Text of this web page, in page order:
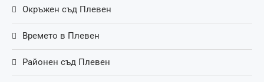
Окръжен съд Плевен
Времето в Плевен
Районен съд Плевен